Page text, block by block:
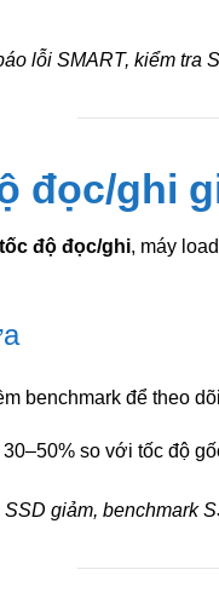
lỗi SMART, kiểm tra
đọc/ghi
độ đọc/ghi, máy
benchmark để theo
30–50% so với tốc độ
giảm, benchmark